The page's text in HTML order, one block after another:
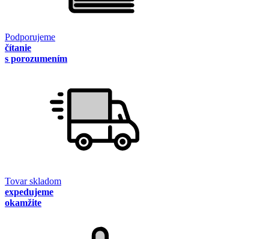
Podporujeme
čítanie
s porozumením
Tovar skladom
expedujeme
okamžite